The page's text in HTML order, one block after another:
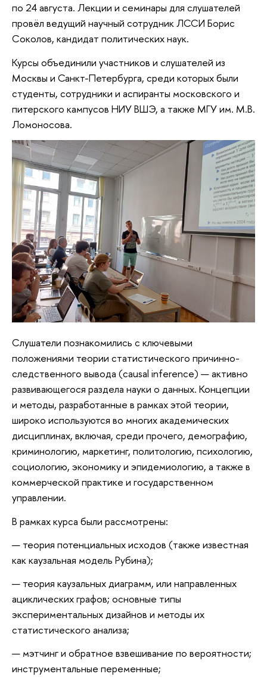
по 24 августа. Лекции и семинары для слушателей
провёл ведущий научный сотрудник ЛССИ Борис
Соколов, кандидат политических наук.
Курсы объединили участников и слушателей из
Москвы и Санкт-Петербурга, среди которых были
студенты, сотрудники и аспиранты московского и
питерского кампусов НИУ ВШЭ, а также МГУ им. М.В.
Ломоносова.
Слушатели познакомились с ключевыми
положениями теории статистического причинно-
следственного вывода (causal inference) — активно
развивающегося раздела науки о данных. Концепции
и методы, разработанные в рамках этой теории,
широко используются во многих академических
дисциплинах, включая, среди прочего, демографию,
криминологию, маркетинг, политологию, психологию,
социологию, экономику и эпидемиологию, а также в
коммерческой практике и государственном
управлении.
В рамках курса были рассмотрены:
теория потенциальных исходов (также известная
как каузальная модель Рубина);
теория каузальных диаграмм, или направленных
ациклических графов; основные типы
экспериментальных дизайнов и методы их
статистического анализа;
мэтчинг и обратное взвешивание по вероятности;
инструментальные переменные;